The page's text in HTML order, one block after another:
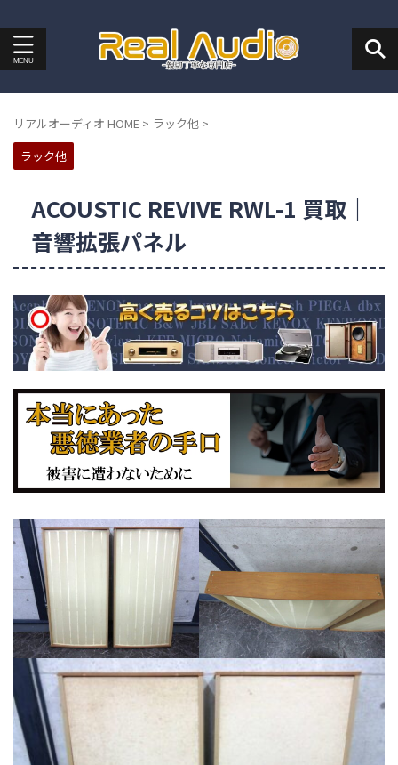
リアルオーディオ HOME > ラック他 >
ラック他
ACOUSTIC REVIVE RWL-1 買取｜
音響拡張パネル